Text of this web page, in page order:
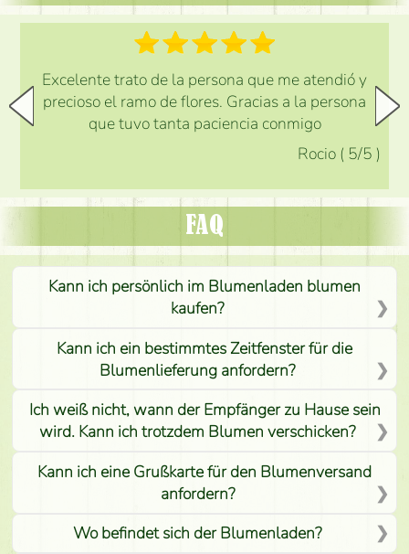
Excelente trato de la persona que me atendió y
precioso el ramo de flores. Gracias a la persona
que tuvo tanta paciencia conmigo
Rocio ( 5/5 )
FAQ
Kann ich persönlich im Blumenladen blumen
kaufen?
Kann ich ein bestimmtes Zeitfenster für die
Blumenlieferung anfordern?
Ich weiß nicht, wann der Empfänger zu Hause sein
wird. Kann ich trotzdem Blumen verschicken?
Kann ich eine Grußkarte für den Blumenversand
anfordern?
Wo befindet sich der Blumenladen?